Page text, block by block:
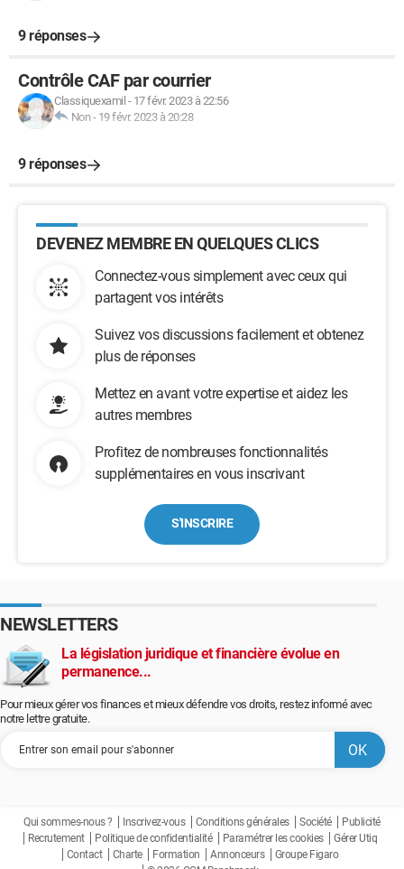
9 réponses
Contrôle CAF par courrier
Classiquexamil - 17 févr. 2023 à 22:56
Non- 19 févr. 2023 à 20:28
9 réponses
DEVENEZ MEMBRE EN QUELQUES CLICS
Connectez-vous simplement avec ceux qui
partagent vos intérêts
Suivez vos discussions facilement et obtenez
plus de réponses
Mettez en avant votre expertise et aidez les
autres membres
Profitez de nombreuses fonctionnalités
supplémentaires en vous inscrivant
S'INSCRIRE
NEWSLETTERS
La législation juridique et financière évolue en
permanence...
Pour mieux gérer vos finances et mieux défendre vos droits, restez informé avec
notre lettre gratuite.
Qui sommes-nous ? Inscrivez-vous Conditions générales Société
Publicité
Recrutement
Politique de confidentialité Paramétrer les cookies
Gérer Utiq
Contact
Charte Formation Annonceurs
Groupe Figaro